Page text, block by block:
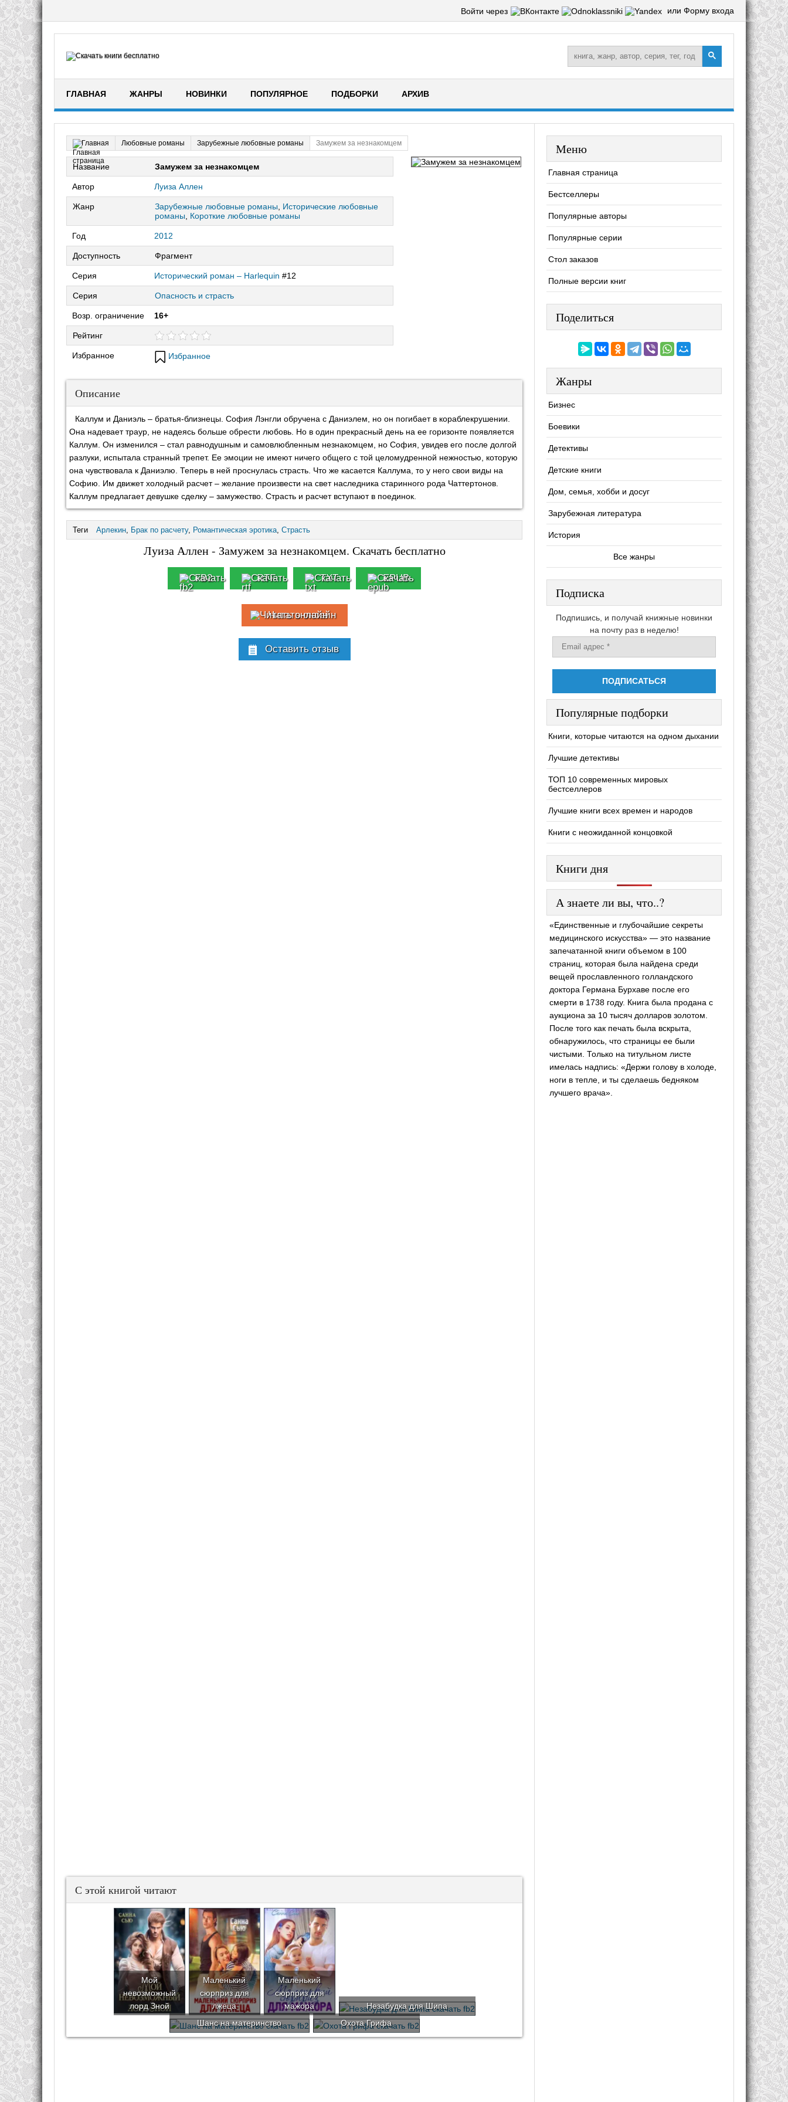
Войти через или Форму входа
ГЛАВНАЯ ЖАНРЫ НОВИНКИ ПОПУЛЯРНОЕ ПОДБОРКИ АРХИВ
Главная Любовные романы Зарубежные любовные романы Замужем за незнакомцем
Название Замужем за незнакомцем
Автор Луиза Аллен
Жанр Зарубежные любовные романы
Исторические любовные
романы
Короткие любовные романы
Год 2012
Доступность Фрагмент
Серия Исторический роман – Harlequin #12
Серия Опасность и страсть
Возр. ограничение 16+
Рейтинг
Избранное Избранное
Описание
Каллум и Даниэль – братья-близнецы. София Лэнгли обручена с Даниэлем, но он погибает в кораблекрушении.
Она надевает траур, не надеясь больше обрести любовь. Но в один прекрасный день на ее горизонте появляется
Каллум. Он изменился – стал равнодушным и самовлюбленным незнакомцем, но София, увидев его после долгой
разлуки, испытала странный трепет. Ее эмоции не имеют ничего общего с той целомудренной нежностью, которую
она чувствовала к Даниэлю. Теперь в ней проснулась страсть. Что же касается Каллума, то у него свои виды на
Софию. Им движет холодный расчет – желание произвести на свет наследника старинного рода Чаттертонов.
Каллум предлагает девушке сделку – замужество. Страсть и расчет вступают в поединок.
Теги Арлекин Брак по расчету, Романтическая эротика Страсть
Луиза Аллен - Замужем за незнакомцем. Скачать бесплатно
FB2 RTF TXT EPUB
Читать онлайн
Оставить отзыв
С этой книгой читают
Мой
невозможный
лорд Зной
Маленький
сюрприз для
лжеца
Маленький
сюрприз для
мажора
Незабудка для Шипа
Шанс на материнство
Охота Грифа
Меню
Главная страница
Бестселлеры
Популярные авторы
Популярные серии
Стол заказов
Полные версии книг
Поделиться
Жанры
Бизнес
Боевики
Детективы
Детские книги
Дом, семья, хобби и досуг
Зарубежная литература
История
Все жанры
Подписка
Подпишись, и получай книжные новинки
на почту раз в неделю!
Популярные подборки
Книги, которые читаются на одном дыхании
Лучшие детективы
ТОП 10 современных мировых
бестселлеров
Лучшие книги всех времен и народов
Книги с неожиданной концовкой
Книги дня
А знаете ли вы, что..?
«Единственные и глубочайшие секреты
медицинского искусства» — это название
запечатанной книги объемом в 100
страниц, которая была найдена среди
вещей прославленного голландского
доктора Германа Бурхаве после его
смерти в 1738 году. Книга была продана с
аукциона за 10 тысяч долларов золотом.
После того как печать была вскрыта,
обнаружилось, что страницы ее были
чистыми. Только на титульном листе
имелась надпись: «Держи голову в холоде,
ноги в тепле, и ты сделаешь бедняком
лучшего врача».